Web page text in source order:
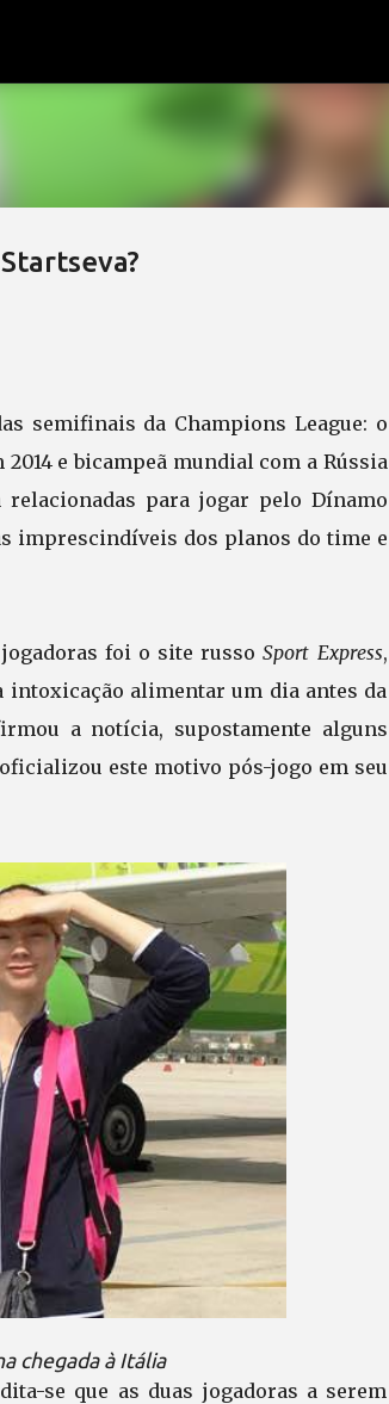
semifinais da Champions League: o
2014 e bicampeã mundial com a Rússia
para jogar pelo Dínamo
imprescindíveis dos planos do time e
foi o site russoSport Express,
intoxicação alimentar um dia antes da
a notícia, supostamente alguns
este motivo pós-jogo em seu
chegada à Itália
se que as duas jogadoras a serem